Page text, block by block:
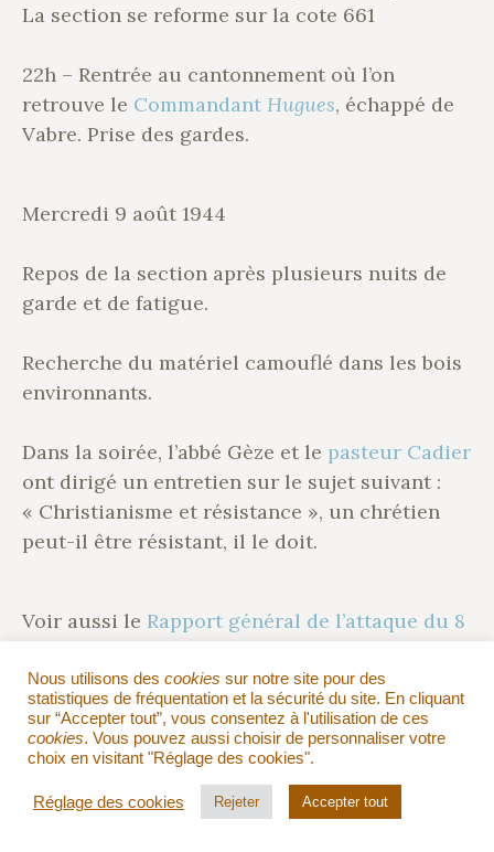
La section se reforme sur la cote 661
22h – Rentrée au cantonnement où l’on
retrouve le Commandant Hugues, échappé de
Vabre. Prise des gardes.
Mercredi 9 août 1944
Repos de la section après plusieurs nuits de
garde et de fatigue.
Recherche du matériel camouflé dans les bois
environnants.
Dans la soirée, l’abbé Gèze et le pasteur Cadier
ont dirigé un entretien sur le sujet suivant :
« Christianisme et résistance », un chrétien
peut-il être résistant, il le doit.
Voir aussi le Rapport général de l’attaque du 8
Nous utilisons des cookies sur notre site pour des
statistiques de fréquentation et la sécurité du site. En cliquant
sur “Accepter tout”, vous consentez à l'utilisation de ces
cookies. Vous pouvez aussi choisir de personnaliser votre
choix en visitant "Réglage des cookies".
Réglage des cookies Rejeter Accepter tout